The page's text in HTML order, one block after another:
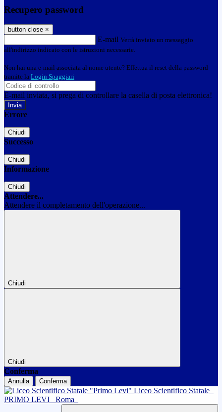
Recupero password
button close ×
E-mail Verrà inviato un messaggio
all'indirizzo indicato con le istruzioni necessarie.
Non hai una e-mail associata al nome utente? Effettua il reset della password
tramite la Login Spaggiari
E-mail inviata, si prega di controllare la casella di posta elettronica!
Errore
Chiudi
Successo
Chiudi
Informazione
Chiudi
Attendere...
Attendere il completamento dell'operazione...
Chiudi
Chiudi
Conferma
Annulla Conferma
Liceo Scientifico Statale
PRIMO LEVI
Roma